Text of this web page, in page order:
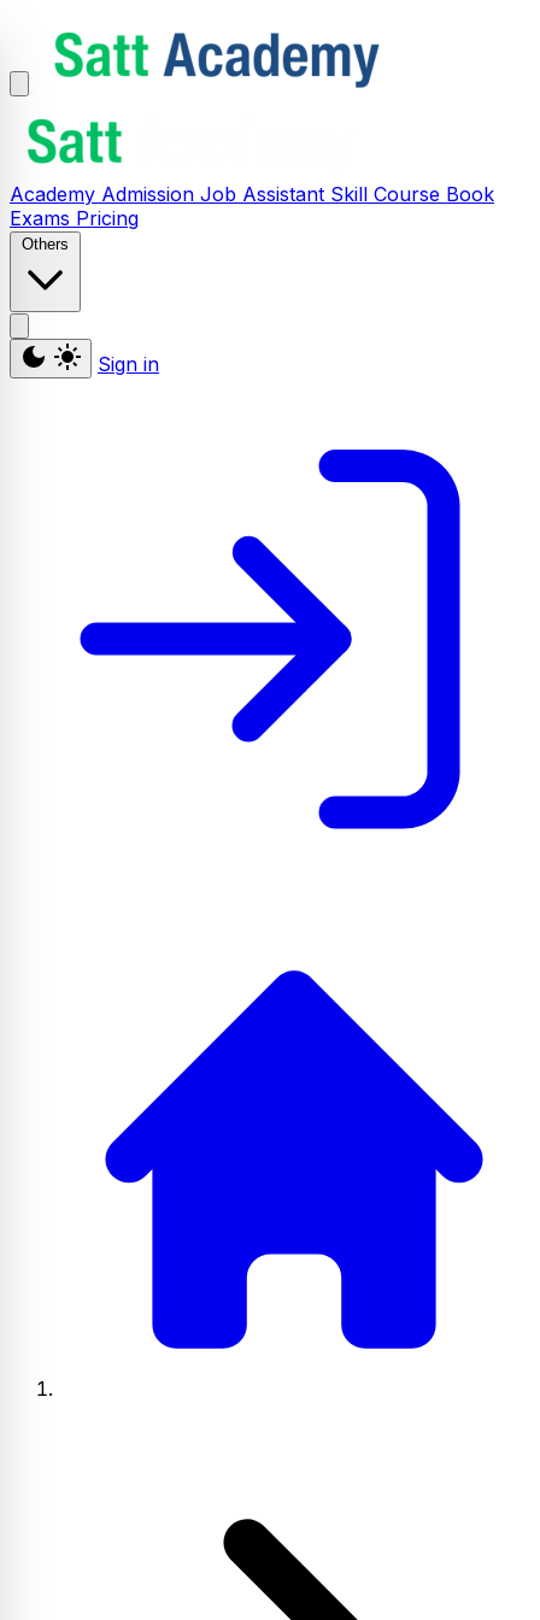
Academy Admission Job Assistant Skill Course Book
Exams Pricing
Others
Sign in